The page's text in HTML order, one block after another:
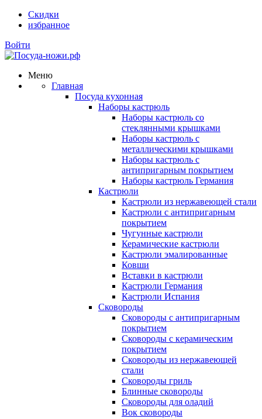
Скидки
избранное
Войти
Меню
Главная
Посуда кухонная
Наборы кастрюль
Наборы кастрюль со
стеклянными крышками
Наборы кастрюль с
металлическими крышками
Наборы кастрюль с
антипригарным покрытием
Наборы кастрюль Германия
Кастрюли
Кастрюли из нержавеющей стали
Кастрюли с антипригарным
покрытием
Чугунные кастрюли
Керамические кастрюли
Кастрюли эмалированные
Ковши
Вставки в кастрюли
Кастрюли Германия
Кастрюли Испания
Сковороды
Сковороды с антипригарным
покрытием
Сковороды с керамическим
покрытием
Сковороды из нержавеющей
стали
Сковороды гриль
Блинные сковороды
Сковороды для оладий
Вок сковороды